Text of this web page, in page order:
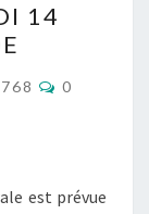
14
0
est prévue